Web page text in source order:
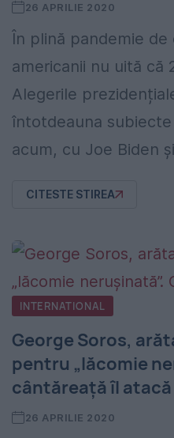
26 APRILIE 2020
În plină pandemie de
americanii nu uită că
Alegerile
întotdeauna
acum, cu Joe Biden
CITESTE STIREA
INTERNATIONAL
George Soros,
pentru „lăcomie
cântăreață îl atacă
26 APRILIE 2020